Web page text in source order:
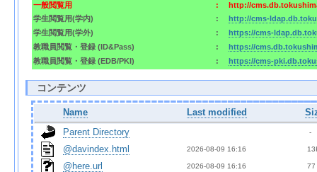
一般閲覧用 :
http://
学生閲覧用(学内)
:
http://cms-
学生閲覧用(学外)
:
https://cms-
教職員閲覧・登録 (ID&Pass)
:
https://
教職員閲覧・登録 (EDB/PKI)
: https://cms-
コンテンツ
Name Last modified
Parent Directory
  -
@davindex.html 2026-08-09 16:16
@here.url 2026-08-09 16:16 77